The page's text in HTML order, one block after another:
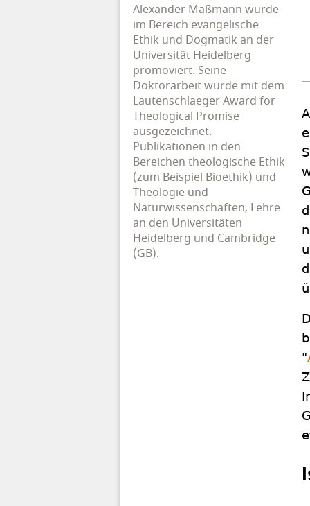
Alexander Maßmann wurde
im Bereich evangelische
Ethik und Dogmatik an der
Universität Heidelberg
promoviert. Seine
Doktorarbeit wurde mit dem
Lautenschlaeger Award for
Theological Promise
ausgezeichnet.
Publikationen in den
Bereichen theologische Ethik
(zum Beispiel Bioethik) und
Theologie und
Naturwissenschaften, Lehre
an den Universitäten
Heidelberg und Cambridge
(GB).
"